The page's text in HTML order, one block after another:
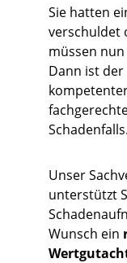
Sie hatten
verschuldet
müssen
Dann ist der
Schadenfalls.
Unser
unterstützt
Wunsch ein